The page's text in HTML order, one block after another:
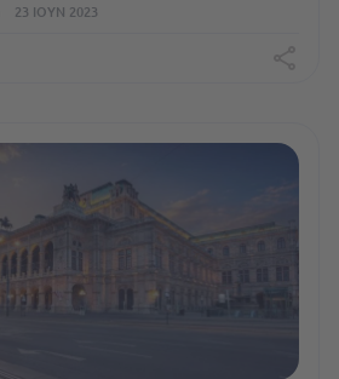
23 ΙΟΎΝ 2023